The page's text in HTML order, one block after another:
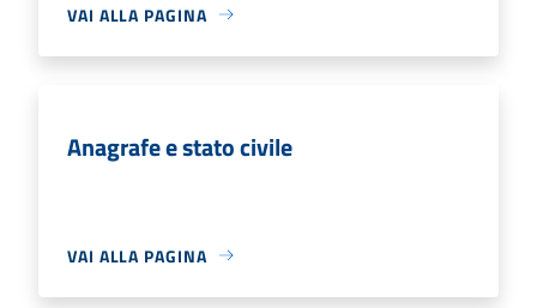
VAI ALLA PAGINA
Anagrafe e stato civile
VAI ALLA PAGINA